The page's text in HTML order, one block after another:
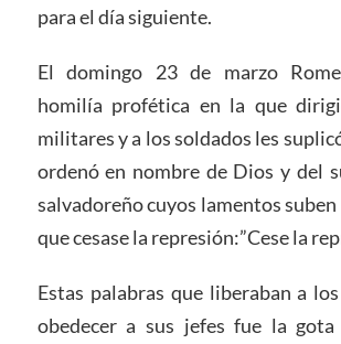
para el día siguiente.
El domingo 23 de marzo
homilía profética en la que
militares y a los soldados les
ordenó en nombre de Dios y del
salvadoreño cuyos lamentos
que cesase la represión:”Cese la
Estas palabras que liberaban a
obedecer a sus jefes fue la